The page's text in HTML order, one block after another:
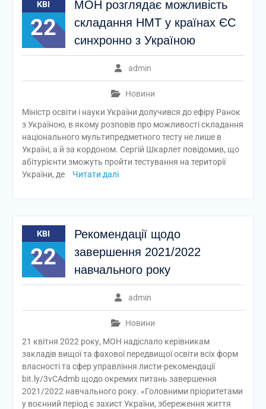
КВІ
22
МОН розглядає можливість
складання НМТ у країнах ЄС
синхронно з Україною
admin
Новини
Міністр освіти і науки України долучився до ефіру Ранок
з Україною, в якому розповів про можливості складання
національного мультипредметного тесту не лише в
Україні, а й за кордоном. Сергій Шкарлет повідомив, що
абітурієнти зможуть пройти тестування на території
України, де
Читати далі
КВІ
22
Рекомендації щодо
завершення 2021/2022
навчального року
admin
Новини
21 квітня 2022 року, МОН надіслало керівникам
закладів вищої та фахової передвищої освіти всіх форм
власності та сфер управління листи-рекомендації
bit.ly/3vCAdmb щодо окремих питань завершення
2021/2022 навчального року. «Головними пріоритетами
у воєнний період є захист України, збереження життя